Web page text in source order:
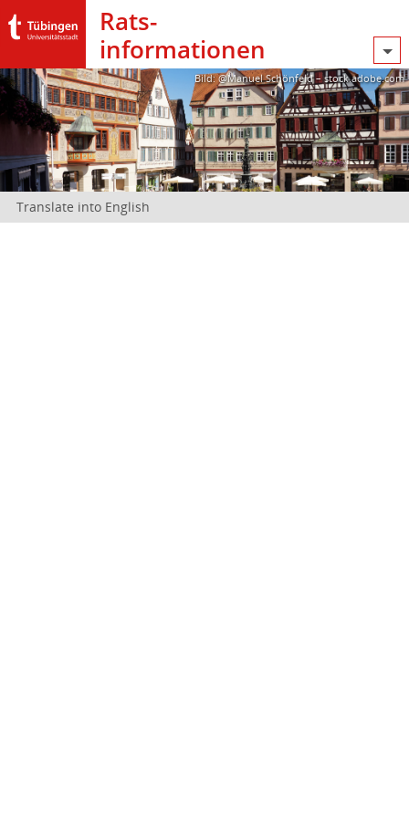
Rats­
informationen
Bild: @Manuel Schönfeld – stock.adobe.com
Translate into English